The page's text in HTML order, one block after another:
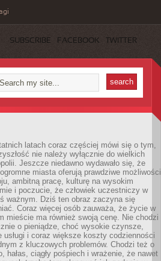
SUBSCRIBE FACEBOOK TWITTER
latach coraz częściej mówi się o tym,
nie należy wyłącznie do wielkich
Jeszcze niedawno wydawało się, że
miasta oferują prawdziwe możliwości
ambitną pracę, kulturę na wysokim
i poczucie, że człowiek uczestniczy w
ważnym. Dziś ten obraz zaczyna się
Coraz więcej osób zauważa, że życie w
mieście ma również swoją cenę. Nie chodzi
o pieniądze, choć wysokie czynsze,
usługi i coraz większe koszty codzienności
z kluczowych problemów. Chodzi też o
hałas, ciągły pośpiech i wrażenie, że nawet